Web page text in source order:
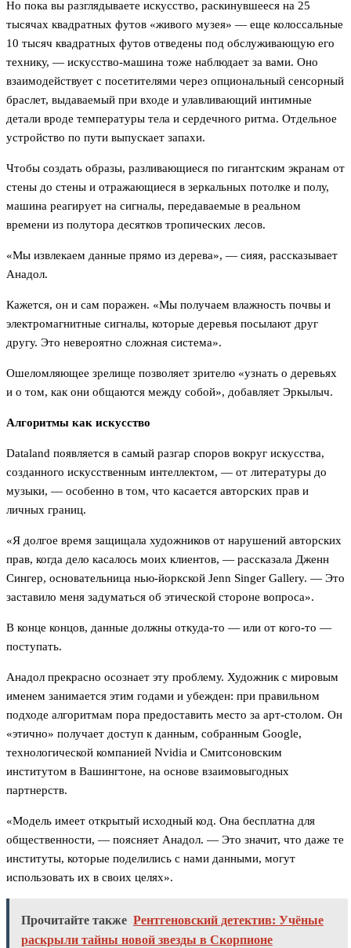
Но пока вы разглядываете искусство, раскинувшееся на 25
тысячах квадратных футов «живого музея» — еще колоссальные
10 тысяч квадратных футов отведены под обслуживающую его
технику, — искусство-машина тоже наблюдает за вами. Оно
взаимодействует с посетителями через опциональный сенсорный
браслет, выдаваемый при входе и улавливающий интимные
детали вроде температуры тела и сердечного ритма. Отдельное
устройство по пути выпускает запахи.
Чтобы создать образы, разливающиеся по гигантским экранам от
стены до стены и отражающиеся в зеркальных потолке и полу,
машина реагирует на сигналы, передаваемые в реальном
времени из полутора десятков тропических лесов.
«Мы извлекаем данные прямо из дерева», — сияя, рассказывает
Анадол.
Кажется, он и сам поражен. «Мы получаем влажность почвы и
электромагнитные сигналы, которые деревья посылают друг
другу. Это невероятно сложная система».
Ошеломляющее зрелище позволяет зрителю «узнать о деревьях
и о том, как они общаются между собой», добавляет Эркылыч.
Алгоритмы как искусство
Dataland появляется в самый разгар споров вокруг искусства,
созданного искусственным интеллектом, — от литературы до
музыки, — особенно в том, что касается авторских прав и
личных границ.
«Я долгое время защищала художников от нарушений авторских
прав, когда дело касалось моих клиентов, — рассказала Дженн
Сингер, основательница нью-йоркской Jenn Singer Gallery. — Это
заставило меня задуматься об этической стороне вопроса».
В конце концов, данные должны откуда-то — или от кого-то —
поступать.
Анадол прекрасно осознает эту проблему. Художник с мировым
именем занимается этим годами и убежден: при правильном
подходе алгоритмам пора предоставить место за арт-столом. Он
«этично» получает доступ к данным, собранным Google,
технологической компанией Nvidia и Смитсоновским
институтом в Вашингтоне, на основе взаимовыгодных
партнерств.
«Модель имеет открытый исходный код. Она бесплатна для
общественности, — поясняет Анадол. — Это значит, что даже те
институты, которые поделились с нами данными, могут
использовать их в своих целях».
Прочитайте также Рентгеновский детектив: Учёные
раскрыли тайны новой звезды в Скорпионе